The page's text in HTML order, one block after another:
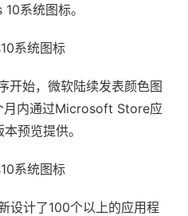
系统图标。
系统图标
开始，微软陆续发表颜色图
月内通过Microsoft Store应
预览提供。
系统图标
设计了100个以上的应用程